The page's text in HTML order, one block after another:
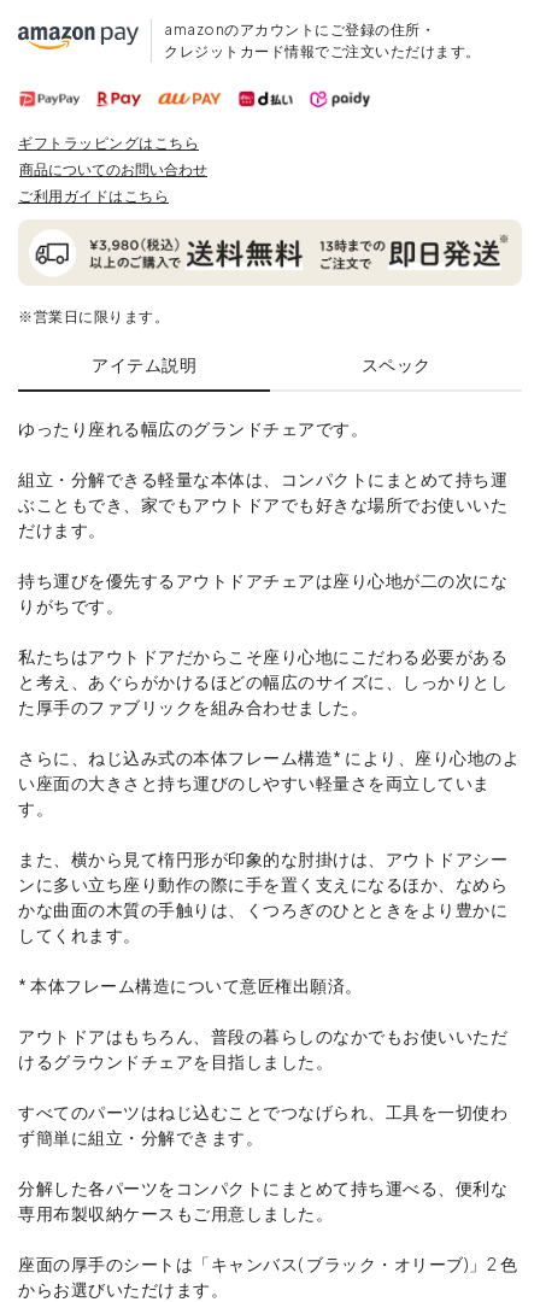
amazonのアカウントにご登録の住所・
クレジットカード情報でご注文いただけます。
ギフトラッピングはこちら
商品についてのお問い合わせ
ご利用ガイドはこちら
※営業日に限ります。
アイテム説明 スペック
ゆったり座れる幅広のグランドチェアです。
組立・分解できる軽量な本体は、コンパクトにまとめて持ち運
ぶこともでき、家でもアウトドアでも好きな場所でお使いいた
だけます。
持ち運びを優先するアウトドアチェアは座り心地が二の次にな
りがちです。
私たちはアウトドアだからこそ座り心地にこだわる必要がある
と考え、あぐらがかけるほどの幅広のサイズに、しっかりとし
た厚手のファブリックを組み合わせました。
さらに、ねじ込み式の本体フレーム構造* により、座り心地のよ
い座面の大きさと持ち運びのしやすい軽量さを両立していま
す。
また、横から見て楕円形が印象的な肘掛けは、アウトドアシー
ンに多い立ち座り動作の際に手を置く支えになるほか、なめら
かな曲面の木質の手触りは、くつろぎのひとときをより豊かに
してくれます。
* 本体フレーム構造について意匠権出願済。
アウトドアはもちろん、普段の暮らしのなかでもお使いいただ
けるグラウンドチェアを目指しました。
すべてのパーツはねじ込むことでつなげられ、工具を一切使わ
ず簡単に組立・分解できます。
分解した各パーツをコンパクトにまとめて持ち運べる、便利な
専用布製収納ケースもご用意しました。
座面の厚手のシートは「キャンバス( ブラック・オリーブ)」2 色
からお選びいただけます。